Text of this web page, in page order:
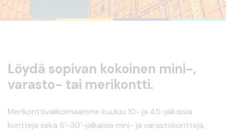
Löydä sopivan kokoinen mini-,
varasto- tai merikontti.
Merikonttivalikoimaamme kuuluu 10- ja 45-jalkaisia
kontteja sekä 6’-30’-jalkaisia mini- ja varastokontteja,